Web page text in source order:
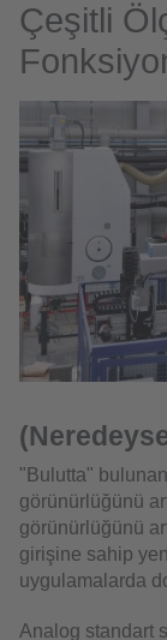
Çeşitli
"Bulutta"
görünürlüğünü
görünürlüğünü
girişine sahip
uygulamalarda
Analog standart